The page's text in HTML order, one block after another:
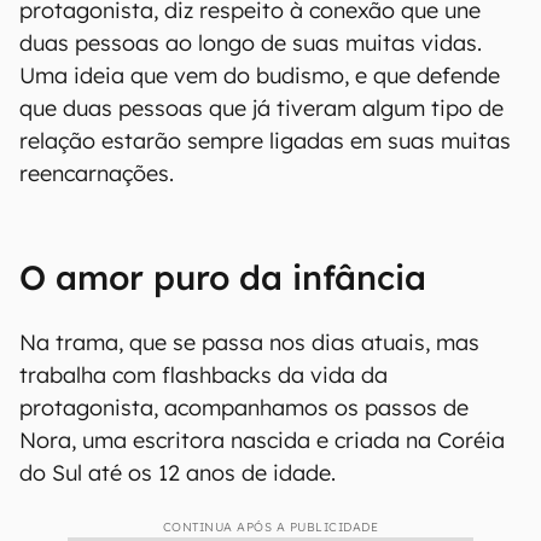
protagonista, diz respeito à conexão que une
duas pessoas ao longo de suas muitas vidas.
Uma ideia que vem do budismo, e que defende
que duas pessoas que já tiveram algum tipo de
relação estarão sempre ligadas em suas muitas
reencarnações.
O amor puro da infância
Na trama, que se passa nos dias atuais, mas
trabalha com flashbacks da vida da
protagonista, acompanhamos os passos de
Nora, uma escritora nascida e criada na Coréia
do Sul até os 12 anos de idade.
CONTINUA APÓS A PUBLICIDADE